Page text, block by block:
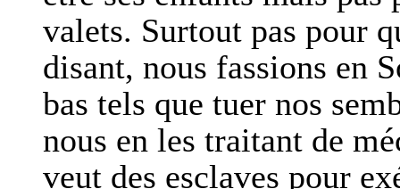
valets. Surtout pas pour
disant, nous fassions en
bas tels que tuer nos
nous en les traitant de
veut des esclaves pour